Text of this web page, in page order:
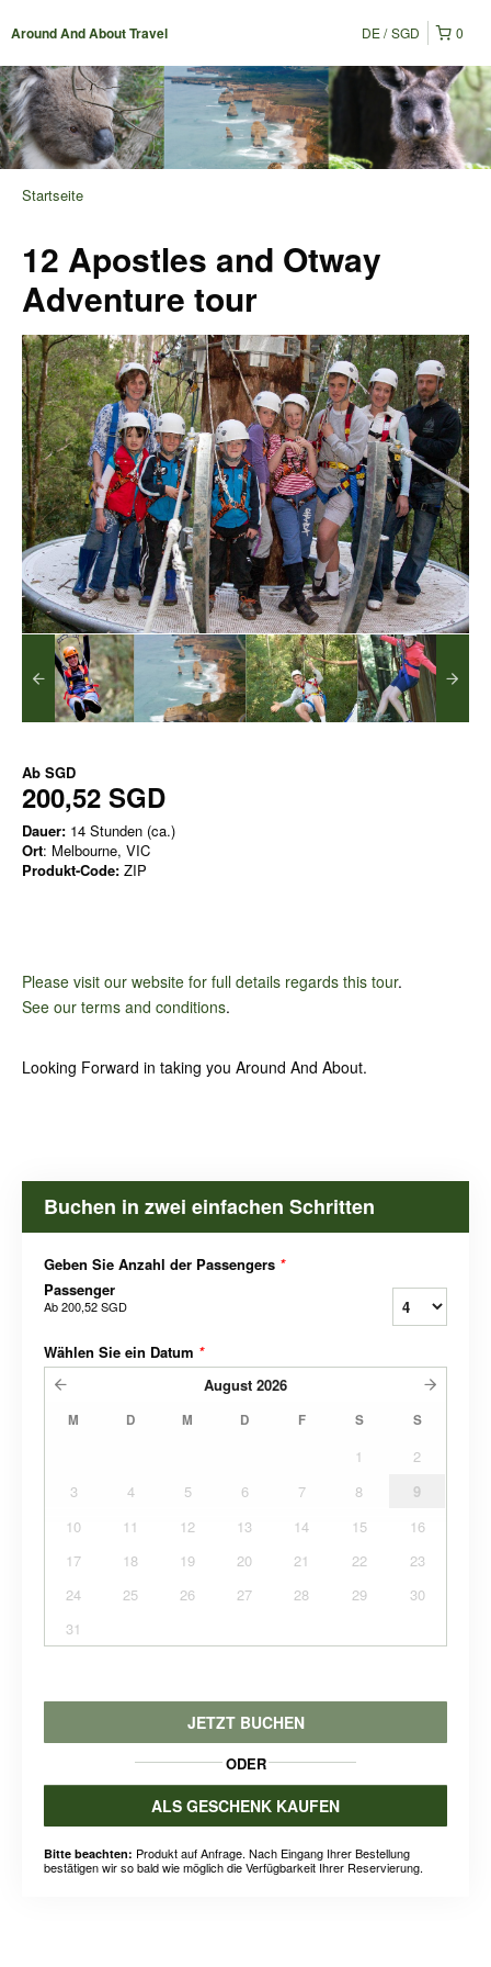
Around And About Travel 0
DE SGD
Startseite
12 Apostles and Otway
Adventure tour
Ab SGD
200,52 SGD
Dauer: 14 Stunden (ca.)
Ort: Melbourne, VIC
Produkt-Code: ZIP
Please visit our website for full details regards this tour.
See our terms and conditions.
Looking Forward in taking you Around And About.
Buchen in zwei einfachen Schritten
Geben Sie Anzahl der Passengers *
Passenger
Ab200,52 SGD
Wählen Sie ein Datum *
August 2026
M D M D F S S
1
2
3
4 5 6 7 8
9
10
11 12 13 14 15
16
17
18 19 20 21 22
23
24
25 26 27 28 29
30
31
JETZT BUCHEN
ODER
ALS GESCHENK KAUFEN
Bitte beachten: Produkt auf Anfrage. Nach Eingang Ihrer Bestellung
bestätigen wir so bald wie möglich die Verfügbarkeit Ihrer Reservierung.